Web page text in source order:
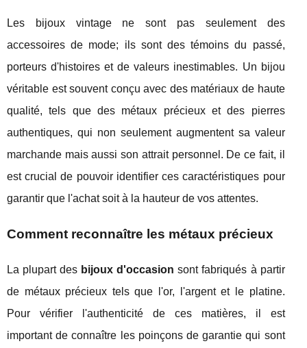
Les bijoux vintage ne sont pas seulement des
accessoires de mode; ils sont des témoins du passé,
porteurs d'histoires et de valeurs inestimables. Un bijou
véritable est souvent conçu avec des matériaux de haute
qualité, tels que des métaux précieux et des pierres
authentiques, qui non seulement augmentent sa valeur
marchande mais aussi son attrait personnel. De ce fait, il
est crucial de pouvoir identifier ces caractéristiques pour
garantir que l'achat soit à la hauteur de vos attentes.
Comment reconnaître les métaux précieux
La plupart des bijoux d'occasion sont fabriqués à partir
de métaux précieux tels que l'or, l'argent et le platine.
Pour vérifier l'authenticité de ces matières, il est
important de connaître les poinçons de garantie qui sont